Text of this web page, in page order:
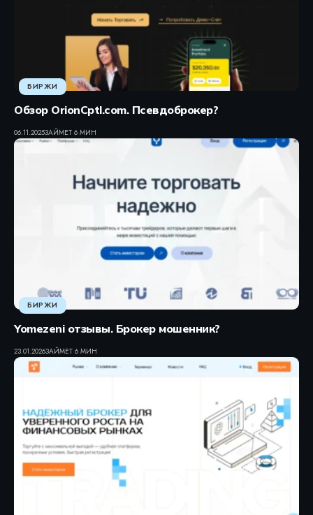
БИРЖИ
Обзор OrionCptl.com. Псевдоброкер?
06.11.2025ЗАЙМЕТ 6 МИН
БИРЖИ
Yomezeni отзывы. Брокер мошенник?
23.01.2026ЗАЙМЕТ 6 МИН